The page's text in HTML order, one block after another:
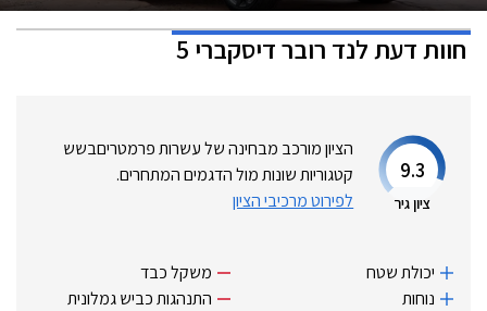
חוות דעתלנד רובר דיסקברי 5
9.3
ציון גיר
הציון מורכב מבחינה של עשרות פרמטריםבשש
קטגוריות שונות מול הדגמים המתחרים.
לפירוט מרכיבי הציון
יכולת שטח
נוחות
משקל כבד
התנהגות כביש גמלונית